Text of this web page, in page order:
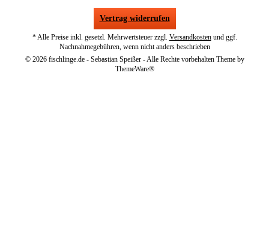
Vertrag widerrufen
* Alle Preise inkl. gesetzl. Mehrwertsteuer zzgl. Versandkostenund ggf.
Nachnahmegebühren, wenn nicht anders beschrieben
© 2026 fischlinge.de - Sebastian Speißer - Alle Rechte vorbehalten Theme by
ThemeWare®